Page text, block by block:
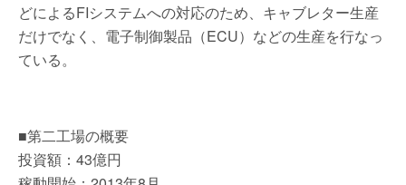
どによるFIシステムへの対応のため、キャブレター生産
だけでなく、電子制御製品（ECU）などの生産を行なっ
ている。
■第二工場の概要
投資額：43億円